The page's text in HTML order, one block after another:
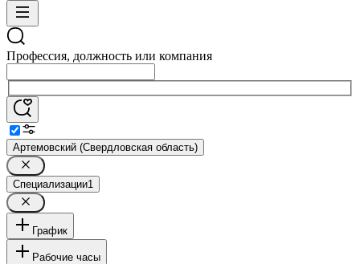
Профессия, должность или компания
Артемовский (Свердловская область)
Специализации1
График
Рабочие часы